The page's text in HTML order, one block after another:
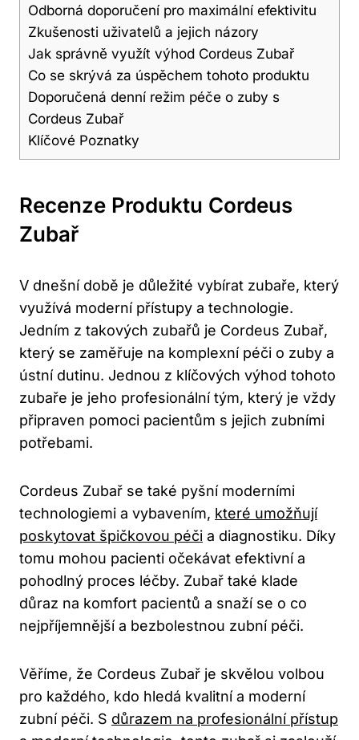
Odborná doporučení pro maximální efektivitu
Zkušenosti uživatelů a jejich názory
Jak správně využít výhod Cordeus Zubař
Co se skrývá za úspěchem tohoto produktu
Doporučená denní režim péče o zuby s
Cordeus Zubař
Klíčové Poznatky
Recenze Produktu Cordeus
Zubař
V dnešní době je důležité vybírat zubaře, který
využívá moderní přístupy a technologie.
Jedním z takových zubařů je Cordeus Zubař,
který se zaměřuje na komplexní péči o zuby a
ústní dutinu. Jednou z klíčových výhod tohoto
zubaře je jeho profesionální tým, který je vždy
připraven pomoci pacientům s jejich zubními
potřebami.
Cordeus Zubař se také pyšní moderními
technologiemi a vybavením, které umožňují
poskytovat špičkovou péči a diagnostiku. Díky
tomu mohou pacienti očekávat efektivní a
pohodlný proces léčby. Zubař také klade
důraz na komfort pacientů a snaží se o co
nejpříjemnější a bezbolestnou zubní péči.
Věříme, že Cordeus Zubař je skvělou volbou
pro každého, kdo hledá kvalitní a moderní
zubní péči. S důrazem na profesionální přístup